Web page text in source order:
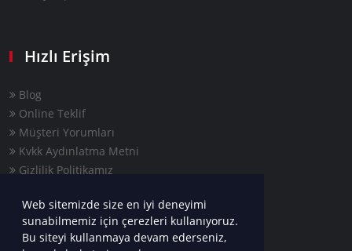
Web sitemizde size en iyi deneyimi
sunabilmemiz için çerezleri kullanıyoruz.
Bu siteyi kullanmaya devam ederseniz,
Hızlı Erişim
Blog
Online Teklif
Müşteri Yorumları
Kvkk Aydınlatma Metni
Gizlilik Politikamız